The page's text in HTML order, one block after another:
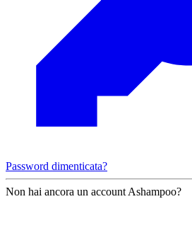
Password dimenticata?
Non hai ancora un account Ashampoo?